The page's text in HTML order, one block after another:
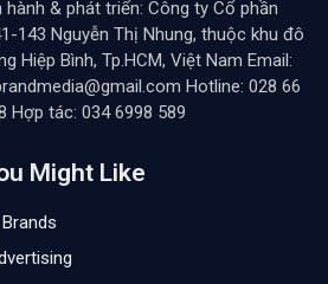
Marketer” là cuốn sách
thành một người làm Content